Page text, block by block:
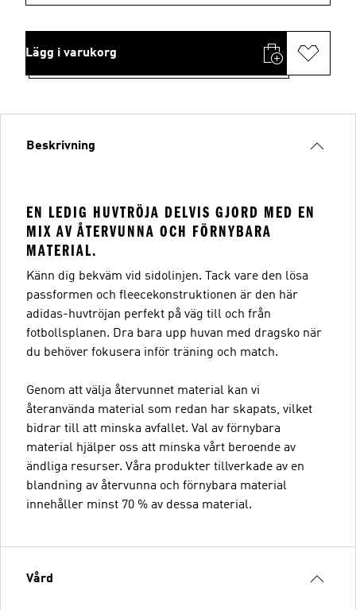
Lägg i varukorg
Beskrivning
EN LEDIG HUVTRÖJA DELVIS GJORD MED EN
MIX AV ÅTERVUNNA OCH FÖRNYBARA
MATERIAL.
Känn dig bekväm vid sidolinjen. Tack vare den lösa
passformen och fleecekonstruktionen är den här
adidas-huvtröjan perfekt på väg till och från
fotbollsplanen. Dra bara upp huvan med dragsko när
du behöver fokusera inför träning och match.
Genom att välja återvunnet material kan vi
återanvända material som redan har skapats, vilket
bidrar till att minska avfallet. Val av förnybara
material hjälper oss att minska vårt beroende av
ändliga resurser. Våra produkter tillverkade av en
blandning av återvunna och förnybara material
innehåller minst 70 % av dessa material.
Vård